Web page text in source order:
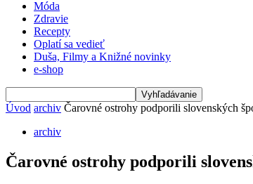
Móda
Zdravie
Recepty
Oplatí sa vedieť
Duša, Filmy a Knižné novinky
e-shop
Úvod archiv Čarovné ostrohy podporili slovenských
archiv
Čarovné ostrohy podporili